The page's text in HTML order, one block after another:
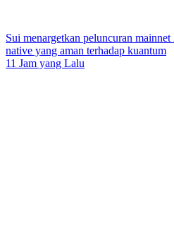
Sui menargetkan peluncuran
native yang aman terhadap kuantum
11 Jam yang Lalu